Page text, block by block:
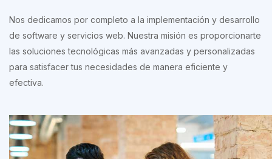
Nos dedicamos por completo a la implementación y desarrollo
de software y servicios web. Nuestra misión es proporcionarte
las soluciones tecnológicas más avanzadas y personalizadas
para satisfacer tus necesidades de manera eficiente y
efectiva.